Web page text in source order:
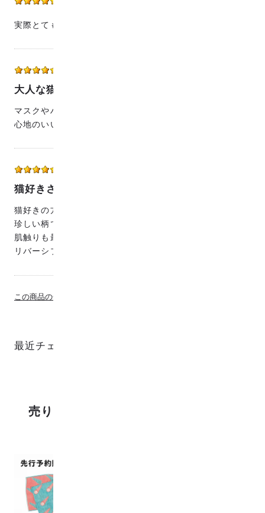
実際とても柔らかな生地で、とても可愛かったです！
大人な猫柄
マスクやハンカチなどを作りました。猫好きの友人も柄や
心地のいい手触りに喜んでくれました(^^)
猫好きさんに人気です
猫好きの方への贈り物にしました。
珍しい柄で、気に入って戴けました。
肌触りも最高です。
リバーシブルで使えるのでお得感があります。
この商品の全てのレビューを見る
最近チェックした商品
売り上げランキング